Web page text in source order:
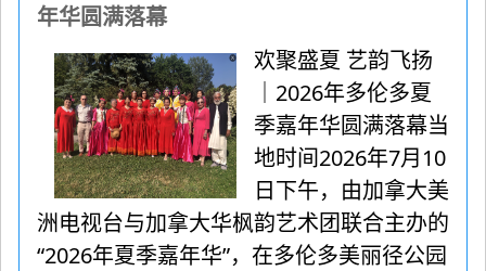
年华圆满落幕
欢聚盛夏 艺韵飞扬
｜2026年多伦多夏
季嘉年华圆满落幕当
地时间2026年7月10
日下午，由加拿大美
洲电视台与加拿大华枫韵艺术团联合主办的
“2026年夏季嘉年华”，在多伦多美丽径公园